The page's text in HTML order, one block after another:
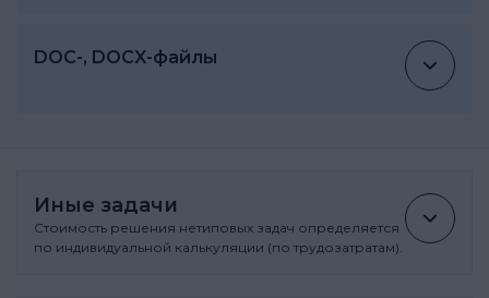
DOC-, DOCX-файлы
Иные задачи
Стоимость решения нетиповых задач определяется
по индивидуальной калькуляции (по трудозатратам).